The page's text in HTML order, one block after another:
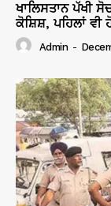
ਖਾਲਿਸਤਾਨ ਪੱਖੀ
ਕੋਸ਼ਿਸ਼, ਪਹਿਲਾਂ
Admin -